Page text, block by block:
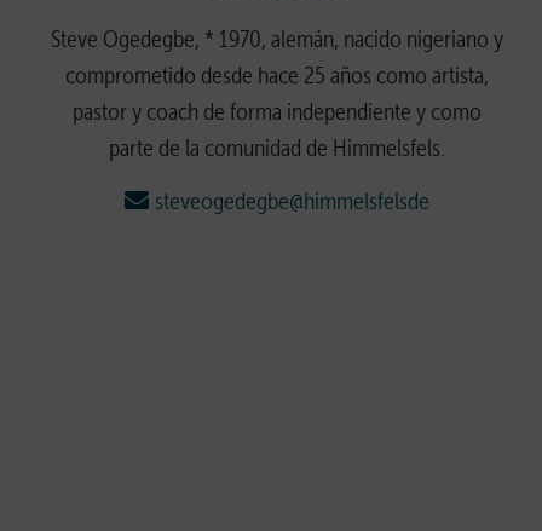
Steve Ogedegbe, * 1970, alemán, nacido nigeriano y
comprometido desde hace 25 años como artista,
pastor y coach de forma independiente y como
parte de la comunidad de Himmelsfels.
steveogedegbe@himmelsfelsde